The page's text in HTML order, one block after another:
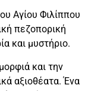
Αγίου Φιλίππου
πεζοπορική
και μυστήριο.
και την
αξιοθέατα. Ένα